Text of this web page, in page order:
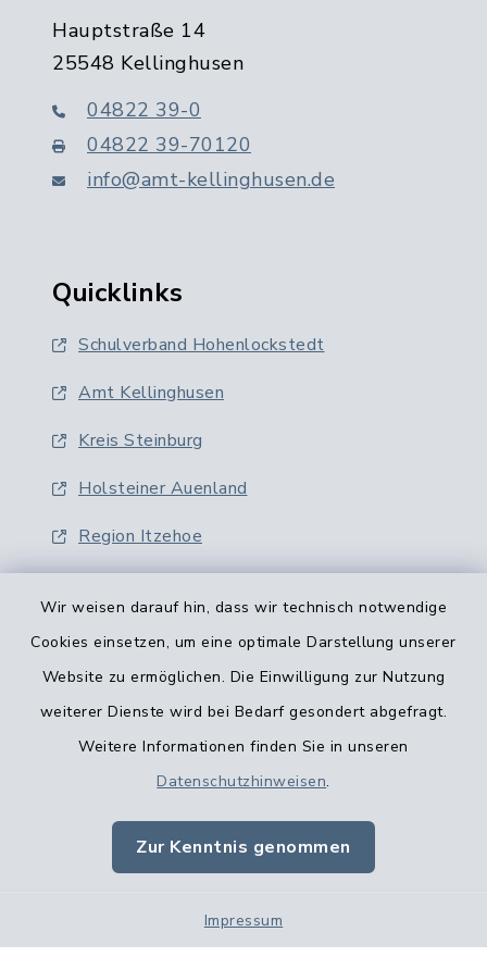
Wir weisen darauf hin, dass wir technisch notwendige
Cookies einsetzen, um eine optimale Darstellung unserer
Website zu ermöglichen. Die Einwilligung zur Nutzung
weiterer Dienste wird bei Bedarf gesondert abgefragt.
Weitere Informationen finden Sie in unseren
Datenschutzhinweisen.
Zur Kenntnis genommen
Impressum
Hauptstraße 14
25548 Kellinghusen
04822 39-0
04822 39-70120
info@amt-kellinghusen.de
Quicklinks
Schulverband Hohenlockstedt
Amt Kellinghusen
Kreis Steinburg
Holsteiner Auenland
Region Itzehoe
Barrierefreiheit
Impressum
Sitemap